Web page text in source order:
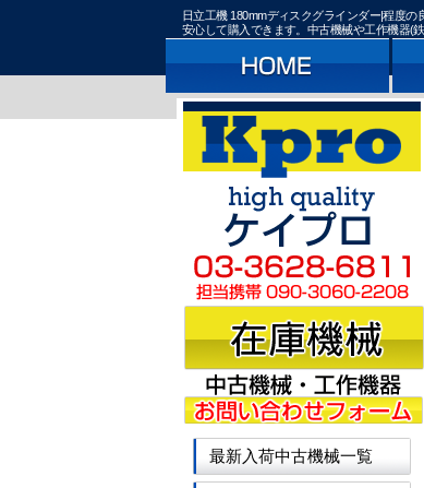
日立工機 180mmディスクグラインダー|程度
安心して購入できます。中古機械や工作機器(
最新入荷中古機械一覧